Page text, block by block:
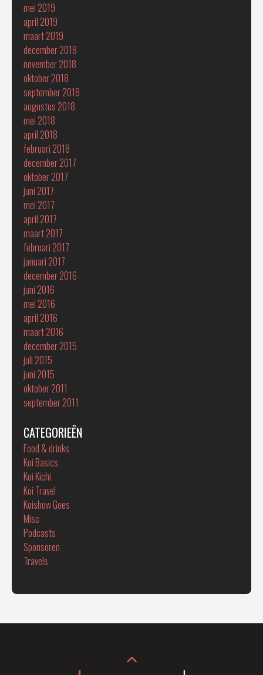
mei 2019
april 2019
maart 2019
december 2018
november 2018
oktober 2018
september 2018
augustus 2018
mei 2018
april 2018
februari 2018
december 2017
oktober 2017
juni 2017
mei 2017
april 2017
maart 2017
februari 2017
januari 2017
december 2016
juni 2016
mei 2016
april 2016
maart 2016
december 2015
juli 2015
juni 2015
oktober 2011
september 2011
CATEGORIEËN
Food & drinks
Koi Basics
Koi Kichi
Koi Travel
Koishow Goes
Misc
Podcasts
Sponsoren
Travels